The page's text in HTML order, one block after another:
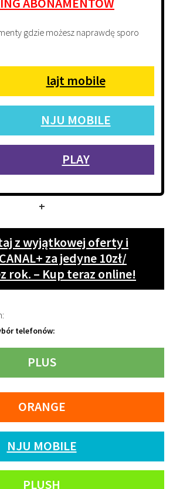
gdzie możesz naprawdę sporo
lajt mobile
NJU MOBILE
PLAY
+
z wyjątkowej oferty i
za jedyne 10zł/
rok. – Kup teraz online!
telefonów:
PLUS
ORANGE
NJU MOBILE
PLUSH